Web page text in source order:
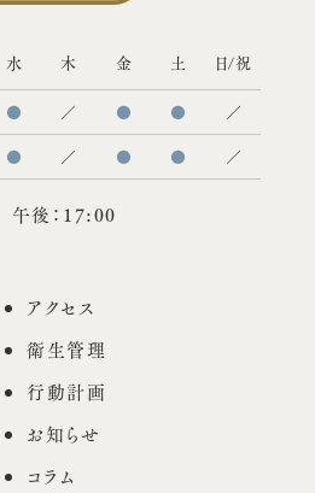
水 木 金 土
日/祝
● ／ ● ●
／
● ／ ● ● ／
後：17:00
アクセス
衛生管理
行動計画
お知らせ
コラム